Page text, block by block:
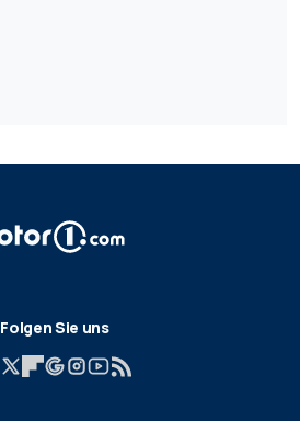
Folgen Sie uns